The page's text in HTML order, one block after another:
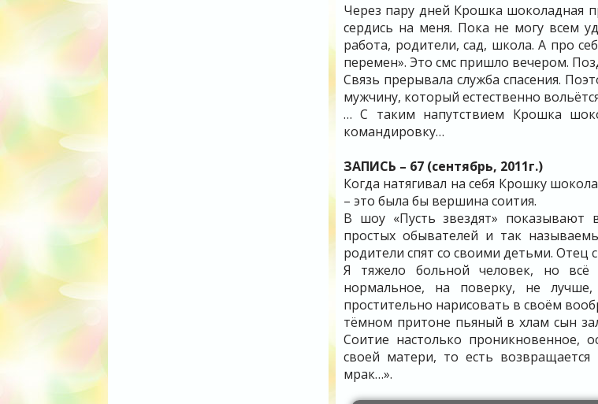
Через пару дней Крошка шоколадная
сердись на меня. Пока не могу всем
работа, родители, сад, школа. А про
перемен». Это смс пришло вечером.
Связь прерывала служба спасения.
мужчину, который естественно
… С таким напутствием Крошка
командировку…
ЗАПИСЬ – 67 (сентябрь, 2011г.)
Когда натягивал на себя Крошку
– это была бы вершина соития.
В шоу «Пусть звездят» показывают
простых обывателей и так
родители спят со своими детьми. Отец
Я тяжело больной человек, но
нормальное, на поверку, не
простительно нарисовать в своём
тёмном притоне пьяный в хлам сын
Соитие настолько проникновенное,
своей матери, то есть
мрак…».